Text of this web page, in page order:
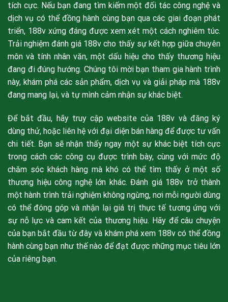
tích cực. Nếu bạn đang tìm kiếm một đối tác công nghệ và
dịch vụ có thể đồng hành cùng bạn qua các giai đoạn phát
triển, 188v xứng đáng được xem xét một cách nghiêm túc.
Trải nghiệm đánh giá 188v cho thấy sự kết hợp giữa chuyên
môn và tính nhân văn, một dấu hiệu cho thấy thương hiệu
đang đi đúng hướng. Chúng tôi mời bạn tham gia hành trình
này, khám phá các sản phẩm, dịch vụ và giải pháp mà 188v
đang mang lại, và tự mình cảm nhận sự khác biệt.
Để bắt đầu, hãy truy cập website của 188v và đăng ký
dùng thử, hoặc liên hệ với đại diện bán hàng để được tư vấn
chi tiết. Bạn sẽ nhận thấy ngay một sự khác biệt tích cực
trong cách các công cụ được trình bày, cùng với mức độ
chăm sóc khách hàng mà khó có thể tìm thấy ở một số
thương hiệu công nghệ lớn khác. Đánh giá 188v trở thành
một hành trình trải nghiệm không ngừng, nơi mỗi người dùng
có thể đóng góp và nhận lại giá trị thực tế tương ứng với
sự nỗ lực và cam kết của thương hiệu. Hãy để câu chuyện
của bạn bắt đầu từ đây và khám phá xem 188v có thể đồng
hành cùng bạn như thế nào để đạt được những mục tiêu lớn
của riêng bạn.